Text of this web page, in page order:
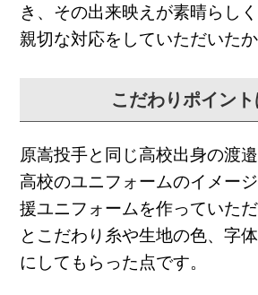
き、 その出来映えが素晴らしく
親切な対応をしていただいたか
こだわりポイント
原嵩投手と同じ高校出身の渡邉
高校のユニフォームのイメー
援ユニフォームを作っていた
とこだわり糸や生地の色、字
にしてもらった点です。